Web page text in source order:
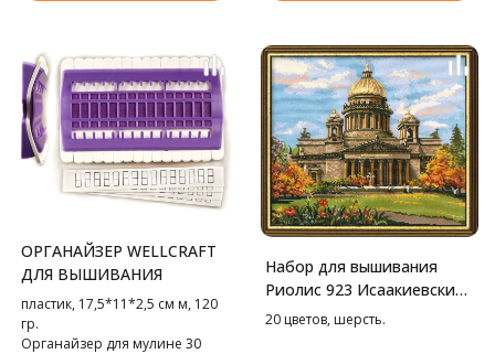
ОРГАНАЙЗЕР WELLCRAFT
ДЛЯ ВЫШИВАНИЯ
пластик, 17,5*11*2,5 см м, 120
гр.
Органайзер для мулине 30
Набор для вышивания
Риолис 923 Исаакиевский
собор, 46*40 см
20 цветов, шерсть.